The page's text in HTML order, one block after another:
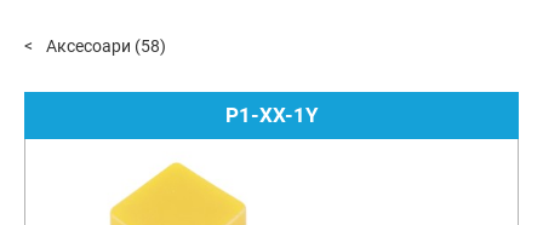
Аксесоари (58)
P1-XX-1Y